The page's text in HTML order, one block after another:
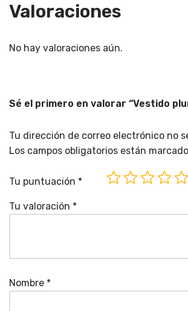
Valoraciones
No hay valoraciones aún.
Sé el primero en valorar “Vestido
Tu dirección de correo electrónico no
Los campos obligatorios están
Tu puntuación *
Tu valoración *
Nombre *